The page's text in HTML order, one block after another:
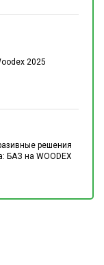
2025
решения
БАЗ на WOODEX